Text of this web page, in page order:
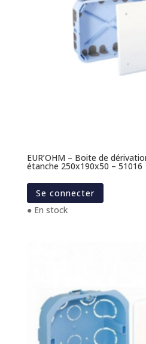
EUR’OHM – Boite de
étanche 250x190x50 – 51016
Se connecter
● En stock